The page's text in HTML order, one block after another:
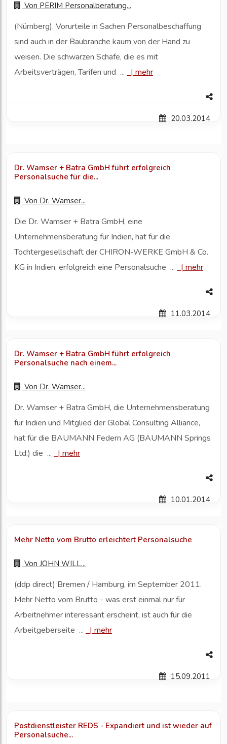
Von PERIM Personalberatung...
(Nürnberg). Vorurteile in Sachen Personalbeschaffung
sind auch in der Baubranche kaum von der Hand zu
weisen. Die schwarzen Schafe, die es mit
Arbeitsverträgen, Tarifen und ...
| mehr
20.03.2014
Dr. Wamser + Batra GmbH führt erfolgreich
Personalsuche für die...
Von Dr. Wamser...
Die Dr. Wamser + Batra GmbH, eine
Unternehmensberatung für Indien, hat für die
Tochtergesellschaft der CHIRON-WERKE GmbH & Co.
KG in Indien, erfolgreich eine Personalsuche ...
| mehr
11.03.2014
Dr. Wamser + Batra GmbH führt erfolgreich
Personalsuche nach einem...
Von Dr. Wamser...
Dr. Wamser + Batra GmbH, die Unternehmensberatung
für Indien und Mitglied der Global Consulting Alliance,
hat für die BAUMANN Federn AG (BAUMANN Springs
Ltd.) die ...
| mehr
10.01.2014
Mehr Netto vom Brutto erleichtert Personalsuche
Von JOHN WILL...
(ddp direct) Bremen / Hamburg, im September 2011.
Mehr Netto vom Brutto - was erst einmal nur für
Arbeitnehmer interessant erscheint, ist auch für die
Arbeitgeberseite ...
| mehr
15.09.2011
Postdienstleister REDS - Expandiert und ist wieder auf
Personalsuche...